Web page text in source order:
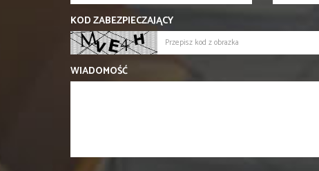
KOD ZABEZPIECZAJĄCY
WIADOMOŚĆ